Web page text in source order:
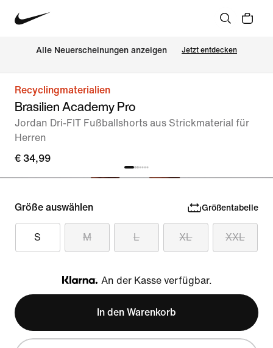
Alle Neuerscheinungen anzeigen Jetzt entdecken
Recyclingmaterialien
Brasilien Academy Pro
Jordan Dri-FIT Fußballshorts aus Strickmaterial für
Herren
€ 34,99
Größe auswählen Größentabelle
S M L XL XXL
Klarna
An der Kasse verfügbar.
In den Warenkorb